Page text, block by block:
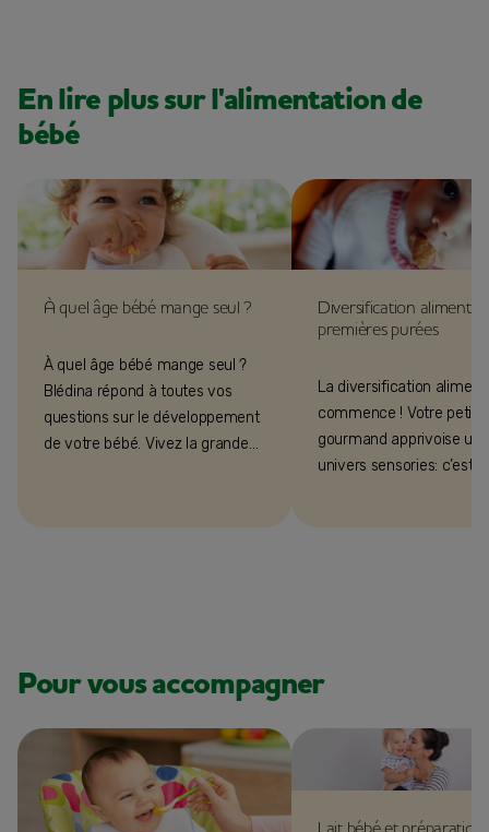
En lire plus sur l'alimentation de
bébé
À quel âge bébé mange seul ?
À quel âge bébé mange seul ?
Blédina répond à toutes vos
questions sur le développement
de votre bébé. Vivez la grande
Diversification
premières purées
La diversification
commence ! Votre petit
gourmand apprivoise un
univers sensories: c’est
Pour vous accompagner